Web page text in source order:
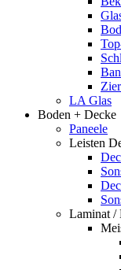
LA Glas
Boden + Decke
Paneele
Leisten
Laminat /